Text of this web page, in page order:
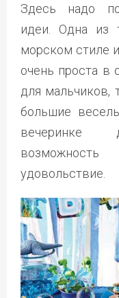
Здесь надо
идеи. Одна из
морском стиле
очень проста в
для мальчиков,
большие
вечеринке
возможность
удовольствие.